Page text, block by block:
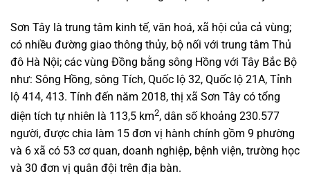
Sơn Tây là trung tâm kinh tế, văn hoá, xã hội của cả vùng;
có nhiều đường giao thông thủy, bộ nối với trung tâm Thủ
đô Hà Nội; các vùng Đồng bằng sông Hồng với Tây Bắc Bộ
như: Sông Hồng, sông Tích, Quốc lộ 32, Quốc lộ 21A, Tỉnh
lộ 414, 413. Tính đến năm 2018, thị xã Sơn Tây có tổng
diện tích tự nhiên là 113,5 km2, dân số khoảng 230.577
người, được chia làm 15 đơn vị hành chính gồm 9 phường
và 6 xã có 53 cơ quan, doanh nghiệp, bệnh viện, trường học
và 30 đơn vị quân đội trên địa bàn.